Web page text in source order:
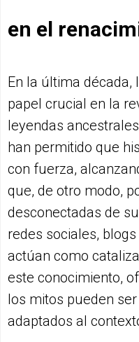
en el
En la última
papel crucial en la
leyendas
han permitido que
con fuerza,
que, de otro modo,
desconectadas de
redes sociales,
actúan como
este conocimiento,
los mitos pueden
adaptados al